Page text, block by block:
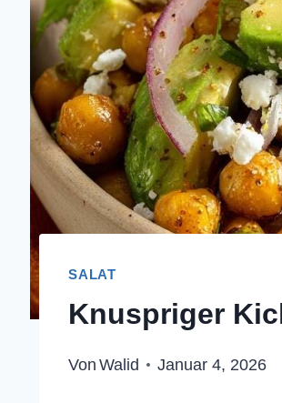
SALAT
Knuspriger
Von Walid Januar 4, 2026